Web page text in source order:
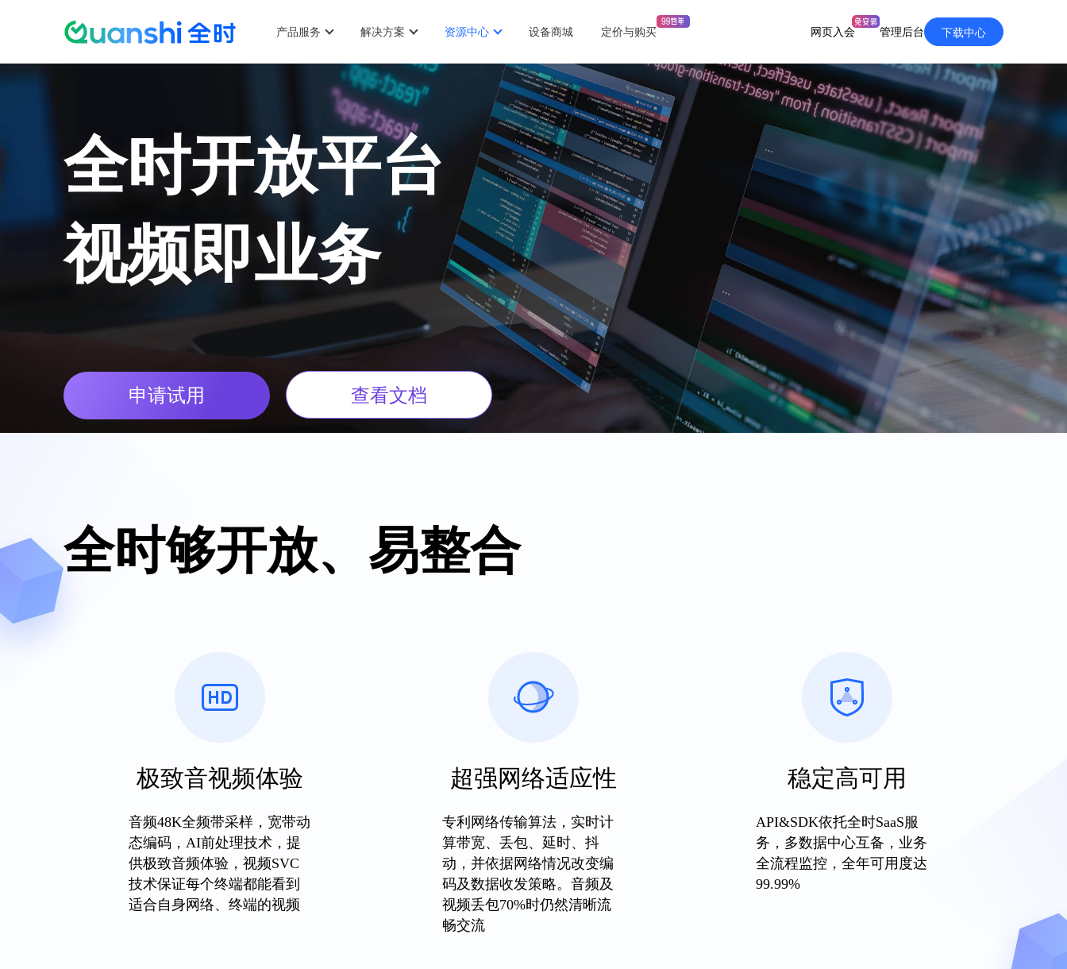
跳
转
到
主
要
菜
产品服务 解决方案 资源中心 设备商城 定价与购买 网页入会 管理后台 下载中心
全时开放平台
视频即业务
申请试用 查看文档
全时够开放、易整合
极致音视频体验
音频48K全频带采样，宽带动
态编码，AI前处理技术，提
供极致音频体验，视频SVC
技术保证每个终端都能看到
适合自身网络、终端的视频
超强网络适应性
专利网络传输算法，实时计
算带宽、丢包、延时、抖
动，并依据网络情况改变编
码及数据收发策略。音频及
视频丢包70%时仍然清晰流
畅交流
稳定高可用
API&SDK依托全时SaaS服
务，多数据中心互备，业务
全流程监控，全年可用度达
99.99%